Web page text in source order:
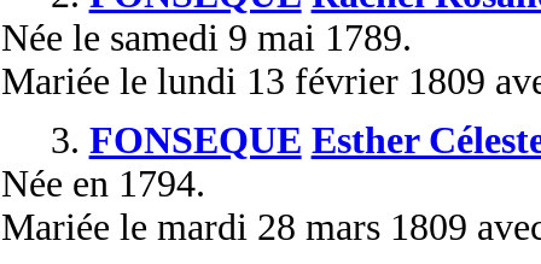
Née le samedi 9 mai 1789.
Mariée le lundi 13 février 1809
3. FONSEQUE Esther
Née en 1794.
Mariée le mardi 28 mars 1809